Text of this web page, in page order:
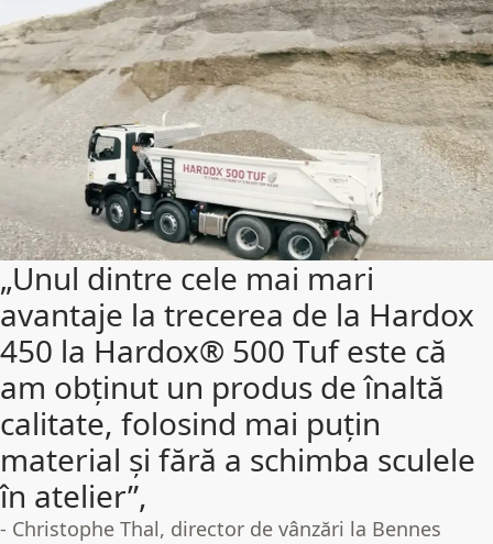
„Unul dintre cele mai mari
avantaje la trecerea de la Hardox
450 la Hardox® 500 Tuf este că
am obținut un produs de înaltă
calitate, folosind mai puțin
material și fără a schimba sculele
în atelier”,
- Christophe Thal, director de vânzări la Bennes